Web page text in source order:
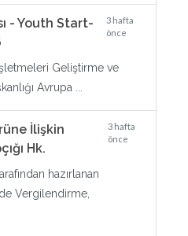
- Youth Start-
3 hafta
önce
Geliştirme ve
Avrupa ...
İlişkin
Hk.
3 hafta
önce
hazırlanan
Vergilendirme,